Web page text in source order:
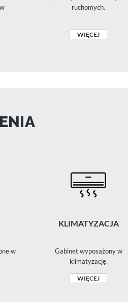
ruchomych.
WIĘCEJ
w
KLIMATYZACJA
Gabinet wyposażony w
klimatyzację.
WIĘCEJ